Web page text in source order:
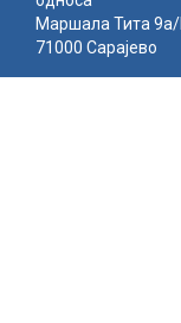
Маршала Тита 9а/II
71000 Сарајево